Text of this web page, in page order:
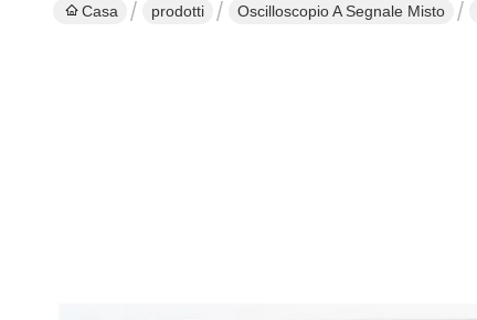
Casa prodotti Oscilloscopio A Segnale Misto